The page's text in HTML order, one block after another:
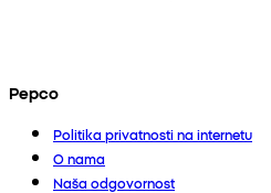
Pepco
Politika privatnosti na internetu
O nama
Naša odgovornost